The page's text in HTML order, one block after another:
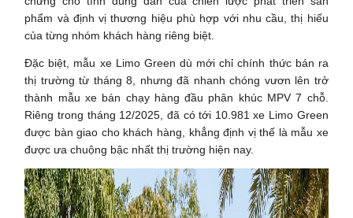
phẩm và định vị thương hiệu phù hợp với nhu cầu, thị hiếu
của từng nhóm khách hàng riêng biệt.
Đặc biệt, mẫu xe Limo Green dù mới chỉ chính thức bán ra
thị trường từ tháng 8, nhưng đã nhanh chóng vươn lên trở
thành mẫu xe bán chạy hàng đầu phân khúc MPV 7 chỗ.
Riêng trong tháng 12/2025, đã có tới 10.981 xe Limo Green
được bàn giao cho khách hàng, khẳng định vị thế là mẫu xe
được ưa chuộng bậc nhất thị trường hiện nay.